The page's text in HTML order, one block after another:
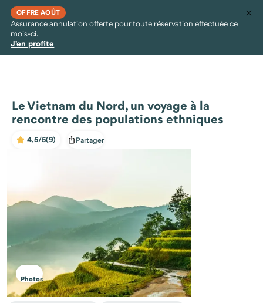
OFFRE AOÛT
Assurance annulation offerte pour toute réservation effectuée ce
mois-ci.
J'en profite
Le Vietnam du Nord, un voyage à la
rencontre des populations ethniques
4,5/5(9) Partager
Photos